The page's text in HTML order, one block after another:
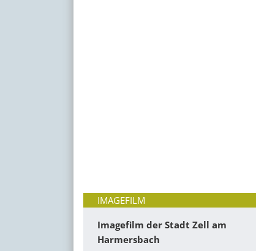
IMAGEFILM
Imagefilm der Stadt Zell am
Harmersbach